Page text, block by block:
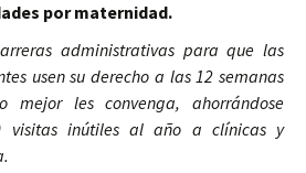
por maternidad.
administrativas para que las
usen su derecho a las 12 semanas
mejor les convenga, ahorrándose
visitas inútiles al año a clínicas y